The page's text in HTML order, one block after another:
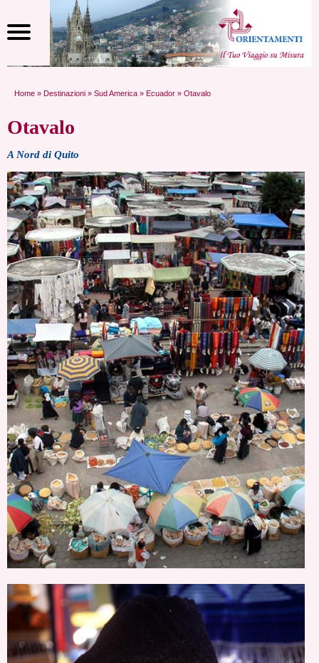
Home » Destinazioni » Sud America » Ecuador » Otavalo
Otavalo
A Nord di Quito